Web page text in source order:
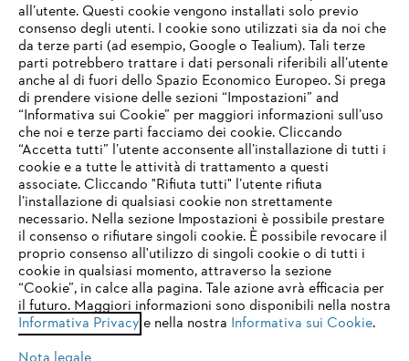
STIHL FAQ
Service
Termini e condizioni generali Privacy policy
Note legali Cookies Informazioni legali
Andreas STIHL S.p.A. - Viale delle Industrie, 15
20040 Cambiago (MI)
IHR BROWSER WIRD NICHT
UNTERSTÜTZT
Sie nutzen einen Browser, den wir noch nicht unterstützen. Für
eine optimale Nutzung unserer Seite empfehlen wir Ihnen, zu
einem der folgenden Browser zu wechseln:
firefox chrome
all’utente. Questi cookie vengono installati solo previo
consenso degli utenti. I cookie sono utilizzati sia da noi che
da terze parti (ad esempio, Google o Tealium). Tali terze
parti potrebbero trattare i dati personali riferibili all’utente
anche al di fuori dello Spazio Economico Europeo. Si prega
di prendere visione delle sezioni “Impostazioni” and
“Informativa sui Cookie” per maggiori informazioni sull’uso
che noi e terze parti facciamo dei cookie. Cliccando
“Accetta tutti” l’utente acconsente all’installazione di tutti i
cookie e a tutte le attività di trattamento a questi
associate. Cliccando "Rifiuta tutti" l’utente rifiuta
l’installazione di qualsiasi cookie non strettamente
necessario. Nella sezione Impostazioni è possibile prestare
il consenso o rifiutare singoli cookie. È possibile revocare il
proprio consenso all'utilizzo di singoli cookie o di tutti i
cookie in qualsiasi momento, attraverso la sezione
“Cookie”, in calce alla pagina. Tale azione avrà efficacia per
il futuro. Maggiori informazioni sono disponibili nella nostra
Informativa Privacy e nella nostra Informativa sui Cookie.